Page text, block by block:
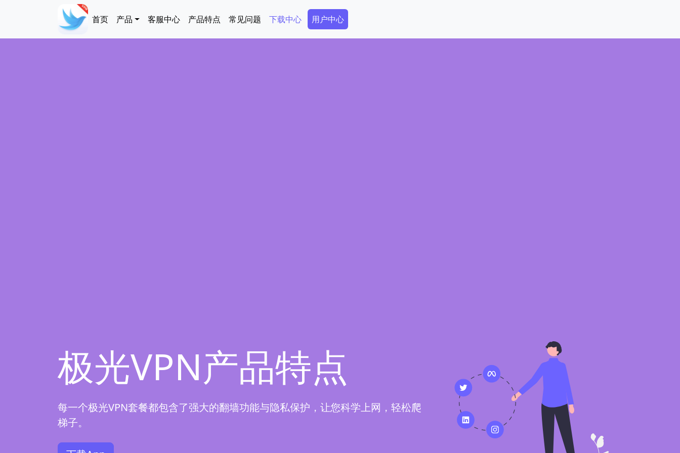
Main navigation
首页 产品 客服中心 产品特点 常见问题 下载中心 Secondary Menu
用户中心
极光VPN产品特点
每一个极光VPN套餐都包含了强大的翻墙功能与隐私保护，让您科学上网，轻松爬
梯子。